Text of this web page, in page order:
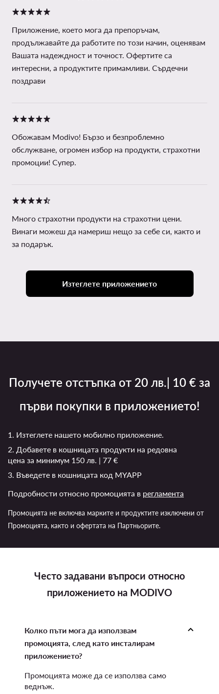
Приложение, което мога да препоръчам,
продължавайте да работите по този начин, оценявам
Вашата надеждност и точност. Офертите са
интересни, а продуктите примамливи. Сърдечни
поздрави
Обожавам Modivo! Бързо и безпроблемно
обслужване, огромен избор на продукти, страхотни
промоции! Супер.
Много страхотни продукти на страхотни цени.
Винаги можеш да намериш нещо за себе си, както и
за подарък.
Изтеглете приложението
Често задавани въпроси относно
приложението на MODIVO
Колко пъти мога да използвам
промоцията, след като инсталирам
приложението?
Промоцията може да се използва само
веднъж.
Получете отстъпка от 20 лв.| 10 € за
първи покупки в приложението!
1. Изтеглете нашето мобилно приложение.
2. Добавете в кошницата продукти на редовна
цена за минимум 150 лв. | 77 €
3. Въведете в кошницата код MYAPP
Подробности относно промоцията в регламента
Промоцията не включва марките и продуктите изключени от
Промоцията, както и офертата на Партньорите.